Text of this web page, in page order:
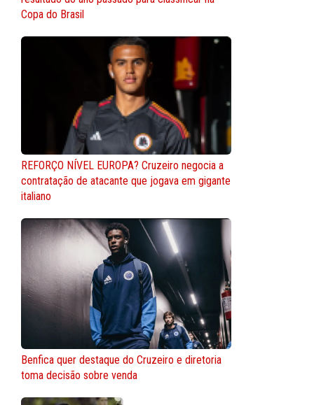
Copa do Brasil
REFORÇO NÍVEL EUROPA? Cruzeiro negocia a
contratação de atacante que jogava em gigante
italiano
Benfica quer destaque do Cruzeiro e diretoria
toma decisão sobre venda